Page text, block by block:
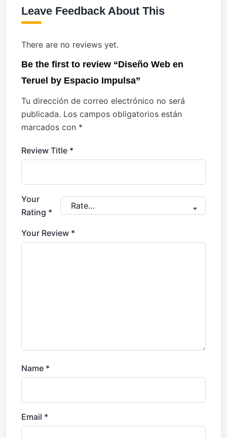
Leave Feedback About This
There are no reviews yet.
Be the first to review “Diseño Web en
Teruel by Espacio Impulsa”
Tu dirección de correo electrónico no será
publicada. Los campos obligatorios están
marcados con *
Review Title *
Your
Rating *
Your Review *
Name *
Email *